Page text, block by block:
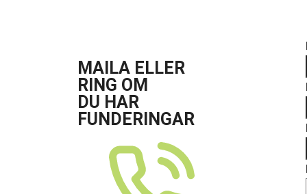
MAILA ELLER
RING OM
DU HAR
FUNDERINGAR